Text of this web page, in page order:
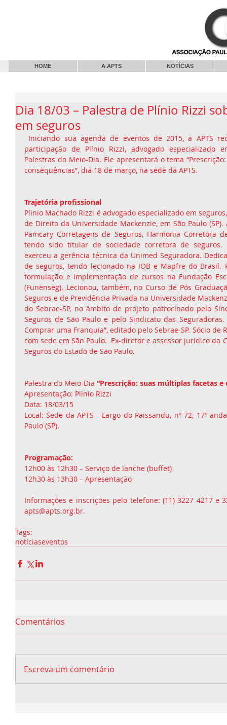
HOME A APTS NOTÍCIAS
Dia 18/03 – Palestra de Plínio Rizzi
em seguros
participação de Plínio Rizzi, advogado especializado
Palestras do Meio-Dia. Ele apresentará o tema
consequências”, dia 18 de março, na sede da APTS.
Trajetória profissional
Plinio Machado Rizzi é advogado especializado em
de Direito da Universidade Mackenzie, em São Paulo
Pamcary Corretagens de Seguros, Harmonia Corretora
tendo sido titular de sociedade corretora de seguros.
exerceu a gerência técnica da Unimed Seguradora.
de seguros, tendo lecionado na IOB e Mapfre do Brasil.
formulação e implementação de cursos na Fundação
(Funenseg). Lecionou, também, no Curso de Pós
Seguros e de Previdência Privada na Universidade
do Sebrae-SP, no âmbito de projeto patrocinado pelo
Seguros de São Paulo e pelo Sindicato das
Comprar uma Franquia”, editado pelo Sebrae-SP. Sócio de
com sede em São Paulo.  Ex-diretor e assessor jurídico da
Seguros do Estado de São Paulo.
Palestra do Meio-Dia “Prescrição: suas múltiplas facetas e
Apresentação: Plinio Rizzi
Data: 18/03/15
Local: Sede da APTS - Largo do Paissandu, nº 72, 17º
Paulo (SP).
Programação:
12h00 às 12h30 – Serviço de lanche (buffet)
12h30 às 13h30 – Apresentação
Informações e inscrições pelo telefone: (11) 3227 4217 e
apts@apts.org.br.
Tags:
notíciaseventos
Comentários
Escreva um comentário